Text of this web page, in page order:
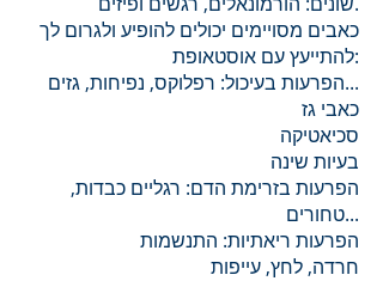
כאבים מסויימים יכולים להופיע ולגרום לך
להתייעץ עם אוסטאופת:
הפרעות בעיכול: רפלוקס, נפיחות, גזים...
כאבי גז
סכיאטיקה
בעיות שינה
הפרעות בזרימת הדם: רגליים כבדות,
טחורים...
הפרעות ריאתיות: התנשמות
חרדה, לחץ, עייפות